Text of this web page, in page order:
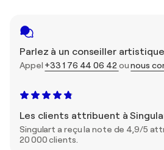
Parlez à un conseiller artistique
Appel +33 1 76 44 06 42 ounous
Les clients attribuent à
Singulart a reçu la note de 4,9/5
20 000 clients.